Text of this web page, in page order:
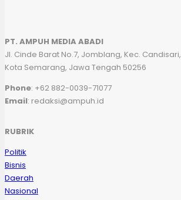
PT. AMPUH MEDIA ABADI
Jl. Cinde Barat No.7, Jomblang, Kec. Candisari,
Kota Semarang, Jawa Tengah 50256
Phone: +62 882-0039-71077
Email: redaksi@ampuh.id
RUBRIK
Politik
Bisnis
Daerah
Nasional